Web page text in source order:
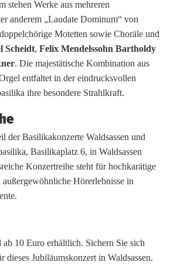
stehen Werke aus mehreren
anderem „Laudate Dominum“ von
Motetten sowie Choräle und
Scheidt, Felix Mendelssohn Bartholdy
. Die majestätische Kombination aus
entfaltet in der eindrucksvollen
ihre besondere Strahlkraft.
der Basilikakonzerte Waldsassen und
Basilikaplatz 6, in Waldsassen
Konzertreihe steht für hochkarätige
Hörerlebnisse in
10 Euro erhältlich. Sichern Sie sich
dieses Jubiläumskonzert in Waldsassen.